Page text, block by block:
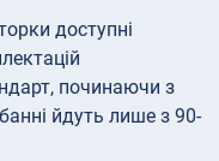
доступні
починаючи з
йдуть лише з 90-